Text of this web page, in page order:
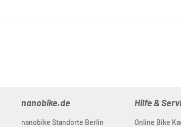
nanobike.de
nanobike Standorte Berlin
Hilfe &
Online Bike